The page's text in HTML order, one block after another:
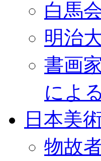
白馬
明治
書画
による
日本美
物故